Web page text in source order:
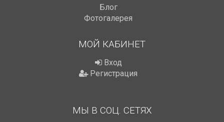
Блог
Фотогалерея
МОЙ КАБИНЕТ
Вход
Регистрация
МЫ В СОЦ. СЕТЯХ